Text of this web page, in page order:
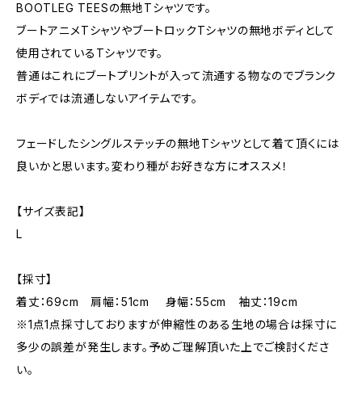
BOOTLEG TEESの無地Tシャツです。
ブートアニメTシャツやブートロックTシャツの無地ボディとして
使用されているTシャツです。
普通はこれにブートプリントが入って流通する物なのでブランク
ボディでは流通しないアイテムです。
フェードしたシングルステッチの無地Tシャツとして着て頂くには
良いかと思います。変わり種がお好きな方にオススメ！
【サイズ表記】
L
【採寸】
着丈：69cm 肩幅：51cm 身幅：55cm 袖丈：19cm
※1点1点採寸しておりますが伸縮性のある生地の場合は採寸に
多少の誤差が発生します。予めご理解頂いた上でご検討くださ
い。